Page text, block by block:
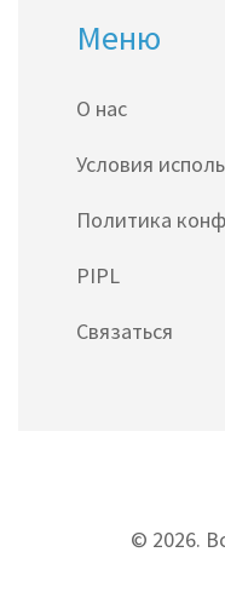
Меню
О нас
Условия
Политика
PIPL
Связаться
© 2026.